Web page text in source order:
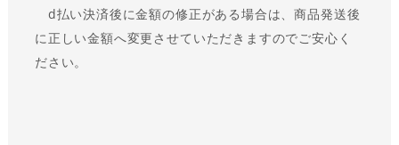
d払い決済後に金額の修正がある場合は、商品発送後
に正しい金額へ変更させていただきますのでご安心く
ださい。